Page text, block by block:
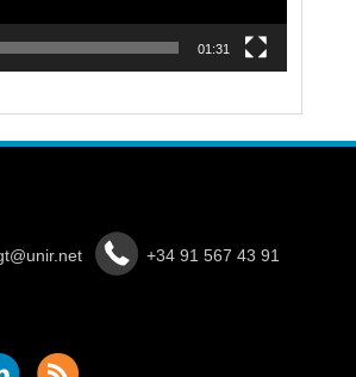
01:31
+34 91 567 43 91